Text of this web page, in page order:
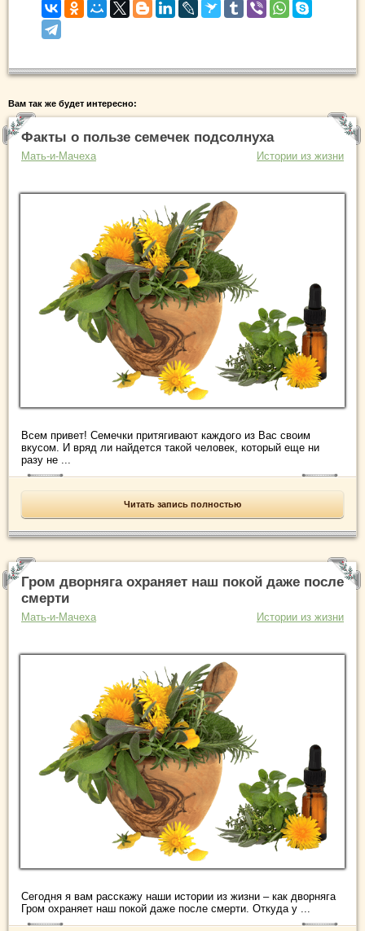
Вам так же будет интересно:
Факты о пользе семечек подсолнуха
Мать-и-Мачеха Истории из жизни
Всем привет! Семечки притягивают каждого из Вас своим
вкусом. И вряд ли найдется такой человек, который еще ни
разу не ...
Читать запись полностью
Гром дворняга охраняет наш покой даже после
смерти
Мать-и-Мачеха Истории из жизни
Сегодня я вам расскажу наши истории из жизни – как дворняга
Гром охраняет наш покой даже после смерти. Откуда у ...